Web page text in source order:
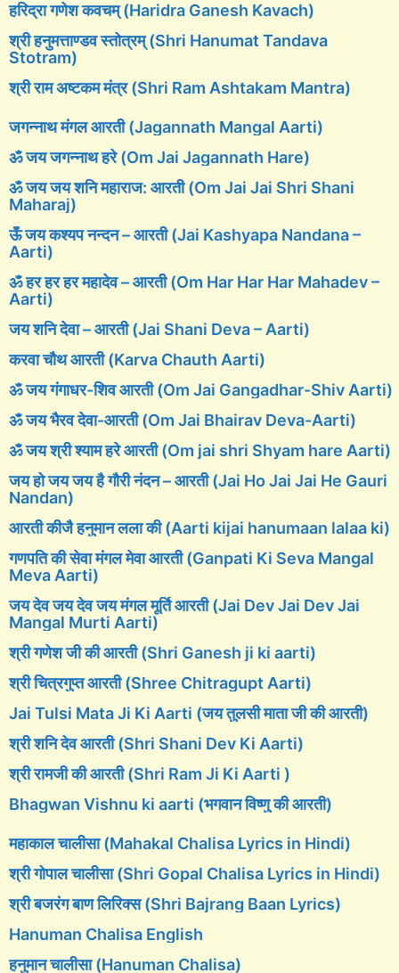
हरिद्रा गणेश कवचम् (Haridra Ganesh Kavach)
श्री हनुमत्ताण्डव स्तोत्रम् (Shri Hanumat Tandava
Stotram)
श्री राम अष्टकम मंत्र (Shri Ram Ashtakam Mantra)
जगन्नाथ मंगल आरती (Jagannath Mangal Aarti)
ॐ जय जगन्नाथ हरे (Om Jai Jagannath Hare)
ॐ जय जय शनि महाराज: आरती (Om Jai Jai Shri Shani
Maharaj)
ऊँ जय कश्यप नन्दन – आरती (Jai Kashyapa Nandana –
Aarti)
ॐ हर हर हर महादेव – आरती (Om Har Har Har Mahadev –
Aarti)
जय शनि देवा – आरती (Jai Shani Deva – Aarti)
करवा चौथ आरती (Karva Chauth Aarti)
ॐ जय गंगाधर-शिव आरती (Om Jai Gangadhar-Shiv Aarti)
ॐ जय भैरव देवा-आरती (Om Jai Bhairav Deva-Aarti)
ॐ जय श्री श्याम हरे आरती (Om jai shri Shyam hare Aarti)
जय हो जय जय है गौरी नंदन – आरती (Jai Ho Jai Jai He Gauri
Nandan)
आरती कीजै हनुमान लला की (Aarti kijai hanumaan lalaa ki)
गणपति की सेवा मंगल मेवा आरती (Ganpati Ki Seva Mangal
Meva Aarti)
जय देव जय देव जय मंगल मूर्ति आरती (Jai Dev Jai Dev Jai
Mangal Murti Aarti)
श्री गणेश जी की आरती (Shri Ganesh ji ki aarti)
श्री चित्रगुप्त आरती (Shree Chitragupt Aarti)
Jai Tulsi Mata Ji Ki Aarti (जय तुलसी माता जी की आरती)
श्री शनि देव आरती (Shri Shani Dev Ki Aarti)
श्री रामजी की आरती (Shri Ram Ji Ki Aarti )
Bhagwan Vishnu ki aarti (भगवान विष्णु की आरती)
महाकाल चालीसा (Mahakal Chalisa Lyrics in Hindi)
श्री गोपाल चालीसा (Shri Gopal Chalisa Lyrics in Hindi)
श्री बजरंग बाण लिरिक्स (Shri Bajrang Baan Lyrics)
Hanuman Chalisa English
हनुमान चालीसा (Hanuman Chalisa)